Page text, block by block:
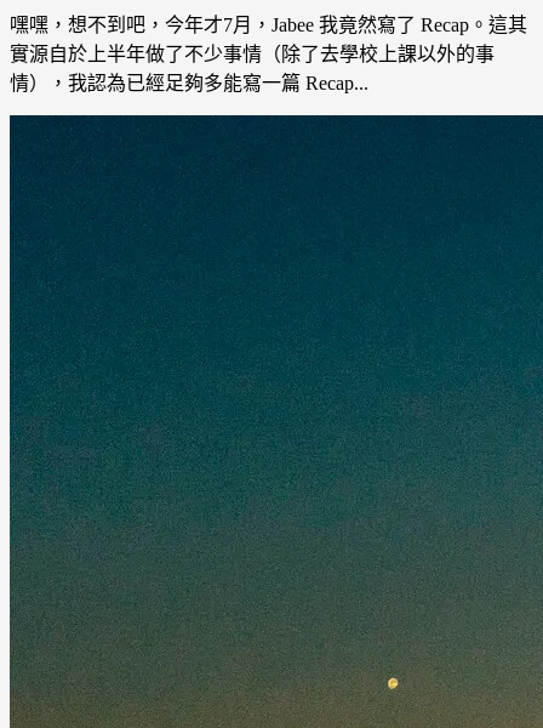
嘿嘿，想不到吧，今年才7月，Jabee 我竟然寫了 Recap。這其
實源自於上半年做了不少事情（除了去學校上課以外的事
情），我認為已經足夠多能寫一篇 Recap...